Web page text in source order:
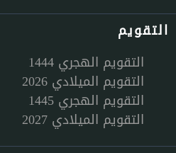
التقويم
التقويم الهجري 1444
التقويم الميلادي 2026
التقويم الهجري 1445
التقويم الميلادي 2027